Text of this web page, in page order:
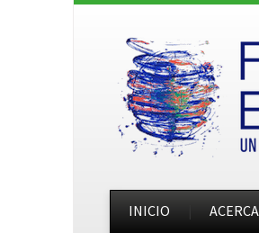
INICIO